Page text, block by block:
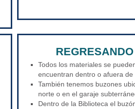
Todos los materiales se
encuentran dentro o afuera de
También tenemos buzones
norte o en el garaje
Dentro de la Biblioteca el